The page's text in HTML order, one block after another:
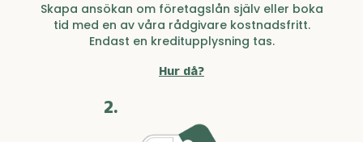
Skapa ansökan om företagslån själv eller boka
tid med en av våra rådgivare kostnadsfritt.
Endast en kreditupplysning tas.
Hur då?
2.